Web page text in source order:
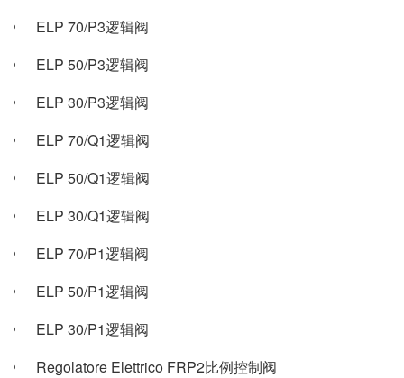
ELP 70/P3逻辑阀
ELP 50/P3逻辑阀
ELP 30/P3逻辑阀
ELP 70/Q1逻辑阀
ELP 50/Q1逻辑阀
ELP 30/Q1逻辑阀
ELP 70/P1逻辑阀
ELP 50/P1逻辑阀
ELP 30/P1逻辑阀
Regolatore Elettrico FRP2比例控制阀